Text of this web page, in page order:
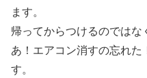
ます。
帰ってからつけるのではな
あ！エアコン消すの忘れ
す。